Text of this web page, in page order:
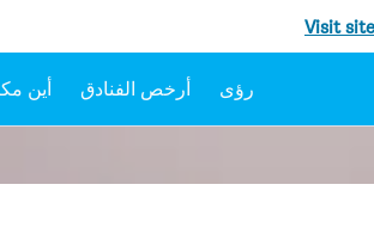
Visit
رؤى أرخص الفنادق أين